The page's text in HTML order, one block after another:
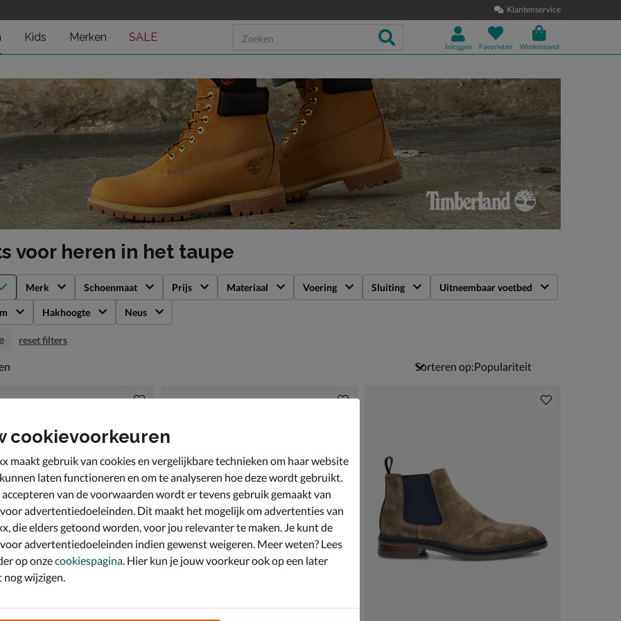
Klantenservice
Kids Merken SALE
Inloggen Favorieten Winkelmand
voor heren in het taupe
Merk Schoenmaat Prijs Materiaal Voering Sluiting Uitneembaar voetbed
Hakhoogte Neus
reset filters
Sorteren op:
cookievoorkeuren
maakt gebruik van cookies en vergelijkbare technieken om haar website
laten functioneren en om te analyseren hoe deze wordt gebruikt.
van de voorwaarden wordt er tevens gebruik gemaakt van
advertentiedoeleinden. Dit maakt het mogelijk om advertenties van
die elders getoond worden, voor jou relevanter te maken. Je kunt de
advertentiedoeleinden indien gewenst weigeren. Meer weten? Lees
op onzecookiespagina . Hier kun je jouw voorkeur ook op een later
wijzigen.